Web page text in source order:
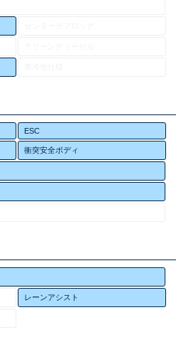
ESC
衝突安全ボディ
レーンアシスト